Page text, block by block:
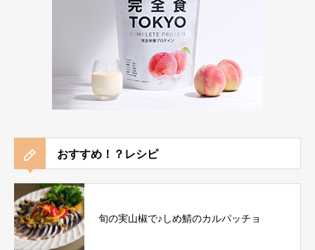
おすすめ！？レシピ
旬の実山椒で♪しめ鯖のカルパッチョ